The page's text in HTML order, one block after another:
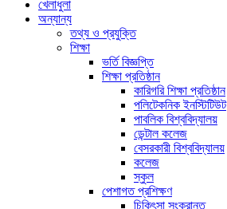
খেলাধুলা
অন্যান্য
তথ্য ও প্রযুক্তি
শিক্ষা
ভর্তি বিজ্ঞপ্তি
শিক্ষা প্রতিষ্ঠান
কারিগরি শিক্ষা প্রতিষ্ঠান
পলিটেকনিক ইনস্টিটিউট
পাবলিক বিশ্ববিদ্যালয়
ডেন্টাল কলেজ
বেসরকারী বিশ্ববিদ্যালয়
কলেজ
স্কুল
পেশাগত প্রশিক্ষণ
চিকিৎসা সংক্রান্ত